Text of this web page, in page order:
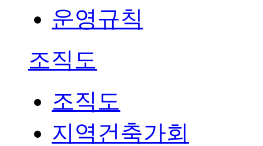
운영규칙
조직도
조직도
지역건축가회